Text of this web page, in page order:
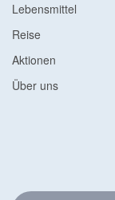
Lebensmittel
Reise
Aktionen
Über uns